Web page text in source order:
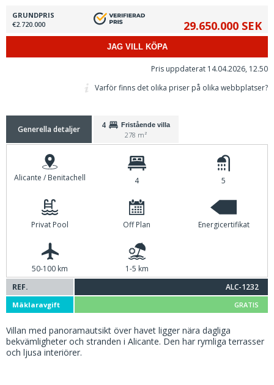
GRUNDPRIS
€2.720.000
29.650.000 SEK
JAG VILL KÖPA
Pris uppdaterat 14.04.2026, 12.50
Varför finns det olika priser på olika webbplatser?
Generella detaljer 4 Fristående villa
278 m²
Alicante / Benitachell 4 5
Privat Pool Off Plan Energicertifikat
50-100 km
1-5 km
REF.
ALC-1232
Mäklaravgift GRATIS
Villan med panoramautsikt över havet ligger nära dagliga
bekvämligheter och stranden i Alicante. Den har rymliga terrasser
och ljusa interiörer.